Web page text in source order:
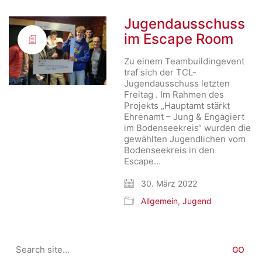
Jugendausschuss
im Escape Room
Zu einem Teambuildingevent
traf sich der TCL-
Jugendausschuss letzten
Freitag . Im Rahmen des
Projekts „Hauptamt stärkt
Ehrenamt – Jung & Engagiert
im Bodenseekreis“ wurden die
gewählten Jugendlichen vom
Bodenseekreis in den
Escape…
30. März 2022
Allgemein,Jugend
for: